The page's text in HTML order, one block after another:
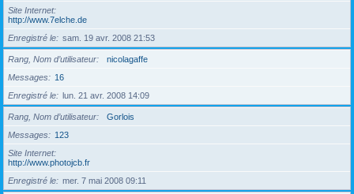
Site Internet
http://www.7elche.de
Enregistré le
sam. 19 avr. 2008 21:53
Rang, Nom d’utilisateur
nicolagaffe
Messages
16
Enregistré le
lun. 21 avr. 2008 14:09
Rang, Nom d’utilisateur
Gorlois
Messages
123
Site Internet
http://www.photojcb.fr
Enregistré le
mer. 7 mai 2008 09:11